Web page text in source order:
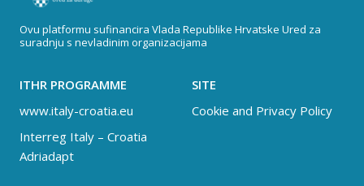
Ovu platformu sufinancira Vlada Republike Hrvatske Ured za
suradnju s nevladinim organizacijama
ITHR PROGRAMME
www.italy-croatia.eu
Interreg Italy – Croatia
Adriadapt
SITE
Cookie and Privacy Policy